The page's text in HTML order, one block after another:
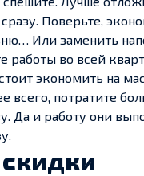
Поверьте,
Или заменить
работы во всей
экономить на
всего, потратите
Да и работу они